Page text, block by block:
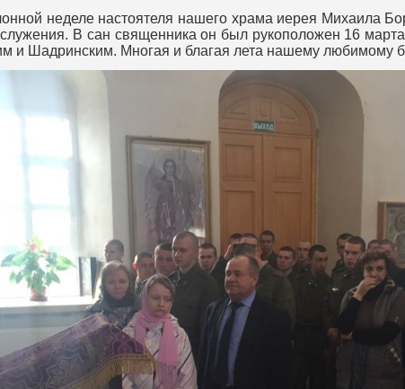
неделе настоятеля нашего храма иерея Михаила
служения. В сан священника он был рукоположен 16
и Шадринским. Многая и благая лета нашему любимому